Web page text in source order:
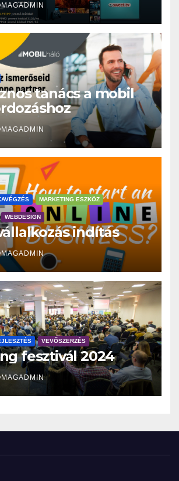
tanács a mobil
MARKETING ESZKÖZ
WEBDESIGN
indítás
VEVŐSZERZÉS
fesztivál 2024